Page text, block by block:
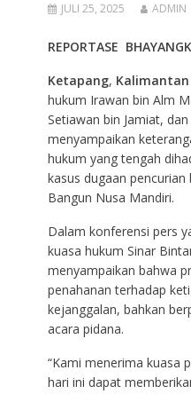
JULI 25, 2025 ADMIN
REPORTASE
Ketapang, Kalimantan
hukum Irawan bin Alm
Setiawan bin Jamiat,
menyampaikan
hukum yang tengah
kasus dugaan pencurian
Bangun Nusa Mandiri.
Dalam konferensi pers
kuasa hukum Sinar
menyampaikan bahwa
penahanan terhadap
kejanggalan, bahkan
acara pidana.
“Kami menerima kuasa
hari ini dapat